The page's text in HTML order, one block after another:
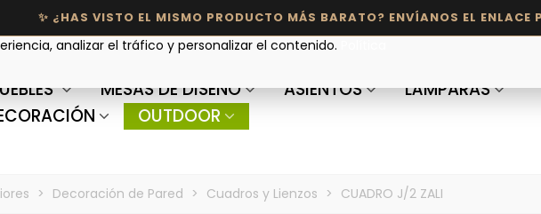
MESAS DE DISEÑO ASIENTOS
LÁMPARAS
OUTDOOR
> Decoración de Pared > Cuadros y Lienzos > CUADRO J/2 ZALI
analizar el tráfico y personalizar el contenido.